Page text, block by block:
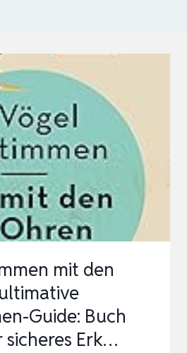
mit den
Guide: Buch
Erk…